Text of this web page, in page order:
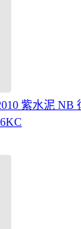
紫水泥 NB